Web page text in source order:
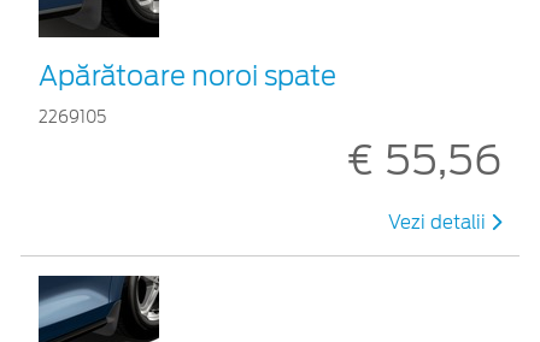
Apărătoare noroi spate
2269105
€ 55,56
Vezi detalii